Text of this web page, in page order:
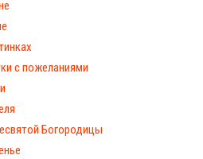
с пожеланиями
Богородицы